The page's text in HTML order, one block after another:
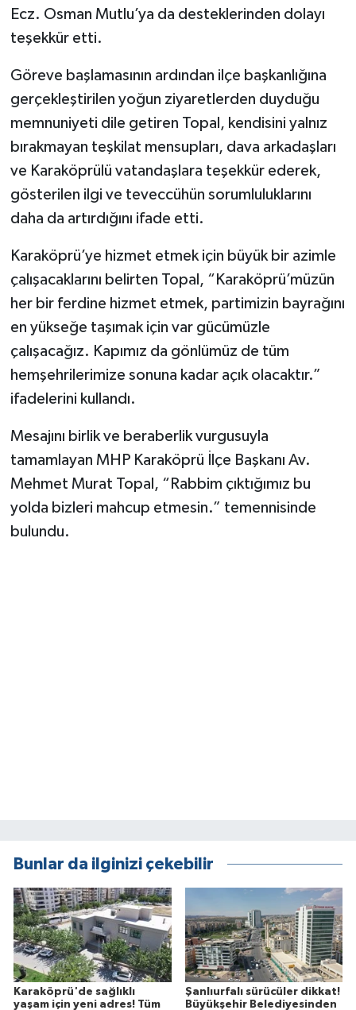
Ecz. Osman Mutlu’ya da desteklerinden dolayı
teşekkür etti.
Göreve başlamasının ardından ilçe başkanlığına
gerçekleştirilen yoğun ziyaretlerden duyduğu
memnuniyeti dile getiren Topal, kendisini yalnız
bırakmayan teşkilat mensupları, dava arkadaşları
ve Karaköprülü vatandaşlara teşekkür ederek,
gösterilen ilgi ve teveccühün sorumluluklarını
daha da artırdığını ifade etti.
Karaköprü’ye hizmet etmek için büyük bir azimle
çalışacaklarını belirten Topal, “Karaköprü’müzün
her bir ferdine hizmet etmek, partimizin bayrağını
en yükseğe taşımak için var gücümüzle
çalışacağız. Kapımız da gönlümüz de tüm
hemşehrilerimize sonuna kadar açık olacaktır.”
ifadelerini kullandı.
Mesajını birlik ve beraberlik vurgusuyla
tamamlayan MHP Karaköprü İlçe Başkanı Av.
Mehmet Murat Topal, “Rabbim çıktığımız bu
yolda bizleri mahcup etmesin.” temennisinde
bulundu.
Bunlar da ilginizi çekebilir
Karaköprü'de sağlıklı
yaşam için yeni adres! Tüm
Şanlıurfalı sürücüler dikkat!
Büyükşehir Belediyesinden